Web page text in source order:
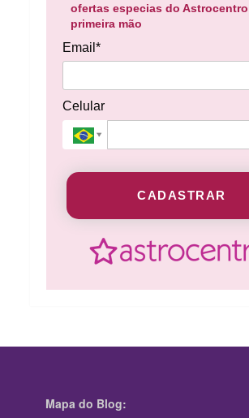
ofertas especias do
primeira mão
Email*
Celular
CADASTRAR
Mapa do Blog: